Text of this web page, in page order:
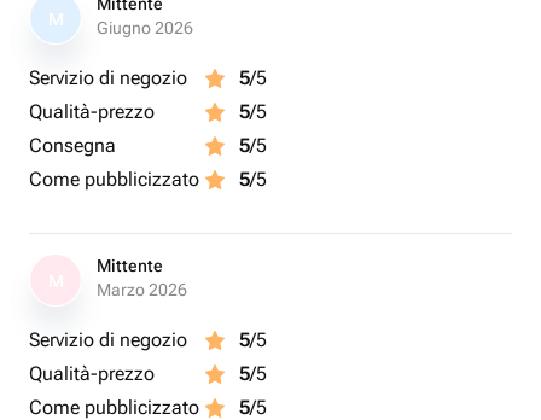
M
Giugno 2026
Servizio di negozio 5/5
Qualità-prezzo
5/5
Consegna
5/5
Come pubblicizzato
5/5
Mittente
Marzo 2026
Servizio di negozio 5/5
Qualità-prezzo
5/5
Come pubblicizzato
5/5